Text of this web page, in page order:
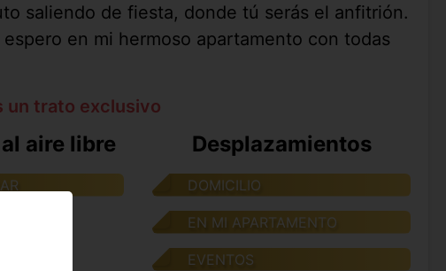
saliendo de fiesta, donde tú serás el anfitrión.
en mi hermoso apartamento con todas
un trato exclusivo
aire libre Desplazamientos
DOMICILIO
EN MI APARTAMENTO
EVENTOS